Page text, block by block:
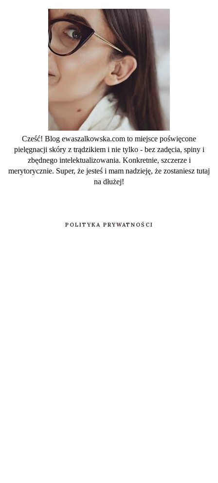
Cześć! Blog ewaszalkowska.com to miejsce poświęcone
pielęgnacji skóry z trądzikiem i nie tylko - bez zadęcia, spiny i
zbędnego intelektualizowania. Konkretnie, szczerze i
merytorycznie. Super, że jesteś i mam nadzieję, że zostaniesz tutaj
na dłużej!
POLITYKA PRYWATNOŚCI